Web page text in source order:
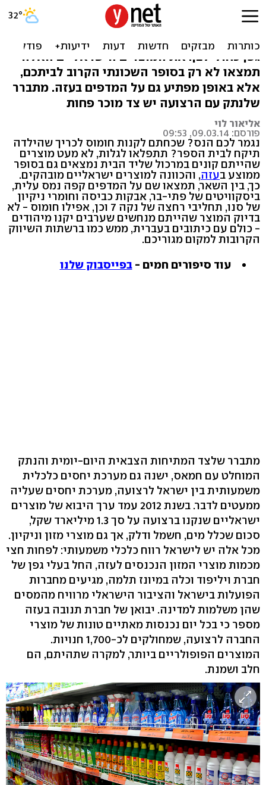
לאכול חומוס ישראלי בעזה
ערגליות, נס קפה, סבון נקה 7 ואפילו חומוס ועלי
גפן כחול־לבן. את המוצרים הישראליים האלה
תמצאו לא רק בסופר השכונתי הקרוב לביתכם,
אלא באופן מפתיע גם על המדפים בעזה. מתברר
שלנתק עם הרצועה יש צד מוכר פחות
אליאור לוי
פורסם: 09.03.14, 09:53
נגמר לכם הנס? שכחתם לקנות חומוס לכריך שהילדה
תיקח לבית הספר? תתפלאו לגלות, לא מעט מוצרים
שהייתם קונים במרכול שליד הבית נמצאים גם בסופר
ממוצע בעזה, והכוונה למוצרים ישראליים מובהקים.
כך, בין השאר, תמצאו שם על המדפים קפה נמס עלית,
ביסקוויטים של פתי-בר, אבקות כביסה וחומרי ניקיון
של סנו, תחליבי רחצה של נקה 7 וכן, אפילו חומוס - לא
בדיוק המוצר שהייתם מנחשים שערבים יקנו מיהודים
- כולם עם כיתובים בעברית, ממש כמו ברשתות השיווק
הקרובות למקום מגוריכם.
עוד סיפורים חמים -בפייסבוק שלנו
מתברר שלצד המתיחות הצבאית היום-יומית והנתק
המוחלט עם חמאס, ישנה גם מערכת יחסים כלכלית
משמעותית בין ישראל לרצועה, מערכת יחסים שעליה
ממעטים לדבר. בשנת 2012 עמד ערך היבוא של מוצרים
ישראליים שנקנו ברצועה על סך ‭1.3‬ מיליארד שקל,
סכום שכלל מים, חשמל ודלק, אך גם מוצרי מזון וניקיון.
מכל אלה יש לישראל רווח כלכלי משמעותי: לפחות חצי
מכמות מוצרי המזון הנכנסים לעזה, החל בעלי גפן של
חברת ויליפוד וכלה במיונז תלמה, מגיעים מחברות
הפועלות בישראל והציבור הישראלי מרוויח מהמסים
שהן משלמות למדינה. יבואן של חברת תנובה בעזה
מספר כי בכל יום נכנסות מאתיים טונות של מוצרי
החברה לרצועה, שמחולקים ל‭1,700-כ‬ חנויות.
המוצרים הפופולריים ביותר, למקרה שתהיתם, הם
חלב ושמנת.